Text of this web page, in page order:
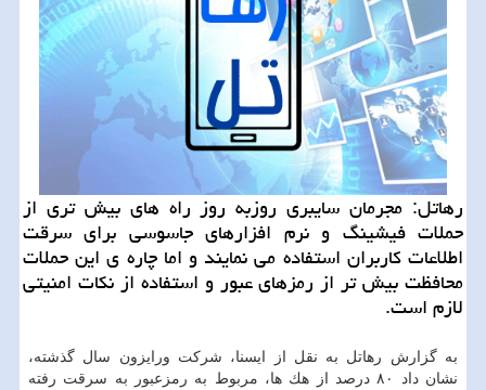
رهاتل: مجرمان سایبری روزبه روز راه های بیش تری از
حملات فیشینگ و نرم افزارهای جاسوسی برای سرقت
اطلاعات كاربران استفاده می نمایند و اما چاره ی این حملات
محافظت بیش تر از رمزهای عبور و استفاده از نكات امنیتی
لازم است.
به گزارش رهاتل به نقل از ایسنا، شركت ورایزون سال گذشته،
نشان داد ۸۰ درصد از هك ها، مربوط به رمزعبور به سرقت رفته